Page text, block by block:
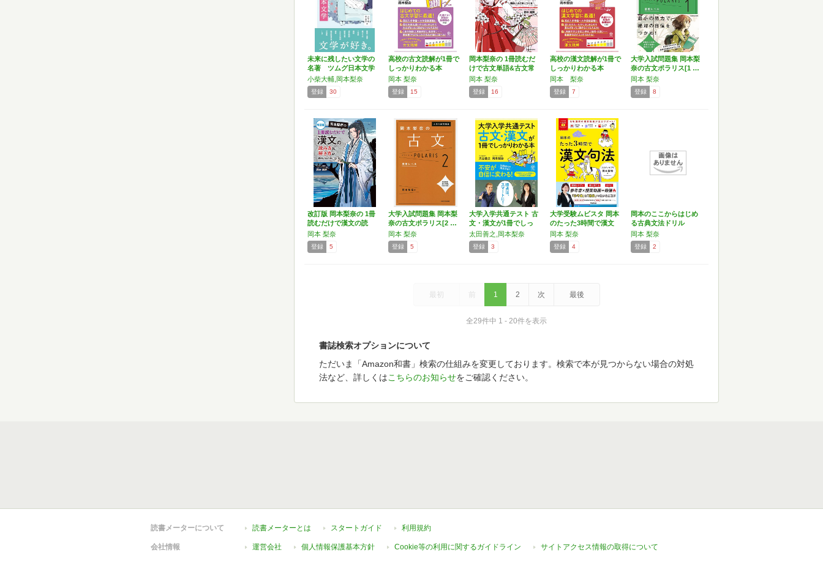
未来に残したい文学の
名著 ツムグ日本文学
小柴大輔,岡本梨奈
登録 30
高校の古文読解が1冊で
しっかりわかる本
岡本 梨奈
登録 15
岡本梨奈の 1冊読むだ
けで古文単語&古文常
識…
岡本 梨奈
登録 16
高校の漢文読解が1冊で
しっかりわかる本
岡本 梨奈
登録 7
大学入試問題集 岡本梨
奈の古文ポラリス[1 …
岡本 梨奈
登録 8
改訂版 岡本梨奈の 1冊
読むだけで漢文の読
み…
岡本 梨奈
登録 5
大学入試問題集 岡本梨
奈の古文ポラリス[2 …
岡本 梨奈
登録 5
大学入学共通テスト 古
文・漢文が1冊でしっ
か…
太田善之,岡本梨奈
登録 3
大学受験ムビスタ 岡本
のたった3時間で漢文
句…
岡本 梨奈
登録 4
岡本のここからはじめ
る古典文法ドリル
岡本 梨奈
登録 2
最初 前 1 2 次 最後
全29件中 1 - 20件を表示
書誌検索オプションについて
ただいま「Amazon和書」検索の仕組みを変更しております。検索で本が見つからない場合の対処
法など、詳しくはこちらのお知らせをご確認ください。
読書メーターについて 読書メーターとは スタートガイド 利用規約
会社情報 運営会社 個人情報保護基本方針 Cookie等の利用に関するガイドライン サイトアクセス情報の取得について